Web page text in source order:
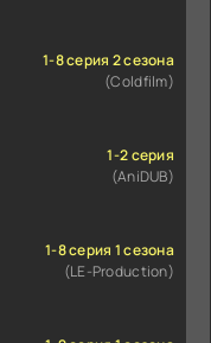
1-8 серия 2 сезона
(Coldfilm)
1-2 серия
(AniDUB)
1-8 серия 1 сезона
(LE-Production)